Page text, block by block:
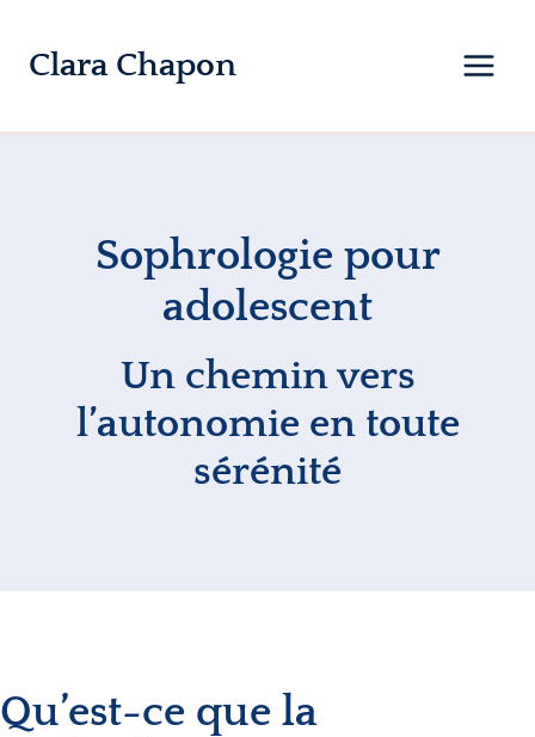
contenu
Clara Chapon
Sophrologie pour
adolescent
Un chemin vers
l’autonomie en toute
sérénité
Qu’est-ce que la